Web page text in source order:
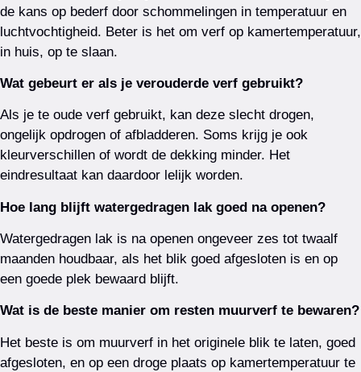
de kans op bederf door schommelingen in temperatuur en
luchtvochtigheid. Beter is het om verf op kamertemperatuur,
in huis, op te slaan.
Wat gebeurt er als je verouderde verf gebruikt?
Als je te oude verf gebruikt, kan deze slecht drogen,
ongelijk opdrogen of afbladderen. Soms krijg je ook
kleurverschillen of wordt de dekking minder. Het
eindresultaat kan daardoor lelijk worden.
Hoe lang blijft watergedragen lak goed na openen?
Watergedragen lak is na openen ongeveer zes tot twaalf
maanden houdbaar, als het blik goed afgesloten is en op
een goede plek bewaard blijft.
Wat is de beste manier om resten muurverf te bewaren?
Het beste is om muurverf in het originele blik te laten, goed
afgesloten, en op een droge plaats op kamertemperatuur te